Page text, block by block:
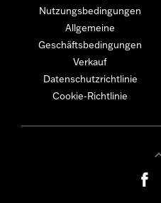
Nutzungsbedingungen
Allgemeine
Geschäftsbedingungen
Verkauf
Datenschutzrichtlinie
Cookie-Richtlinie